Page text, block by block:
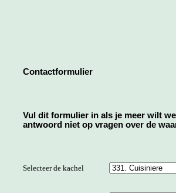
Contactformulier
Vul dit formulier in als je meer wilt
antwoord niet op vragen over de
Selecteer de kachel